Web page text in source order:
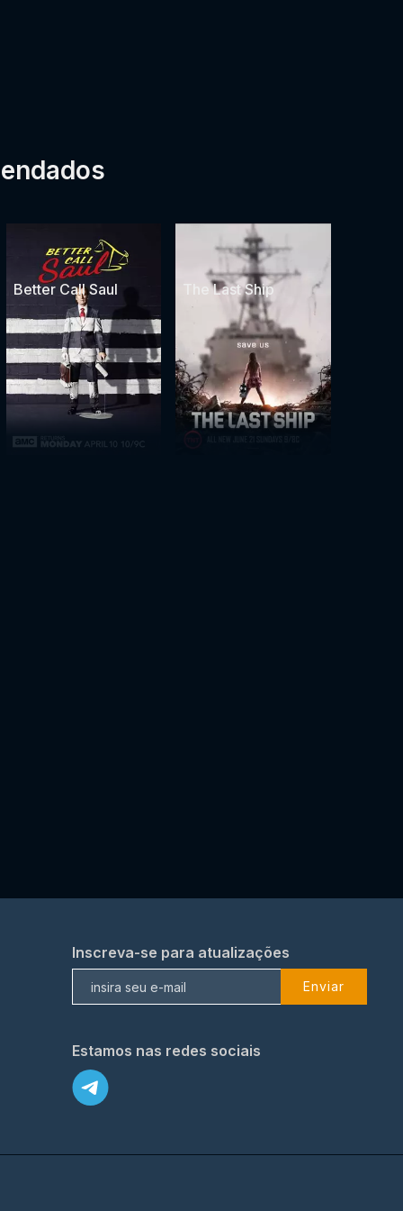
Better Call Saul The Last Ship
Inscreva-se para atualizações
Enviar
Estamos nas redes sociais